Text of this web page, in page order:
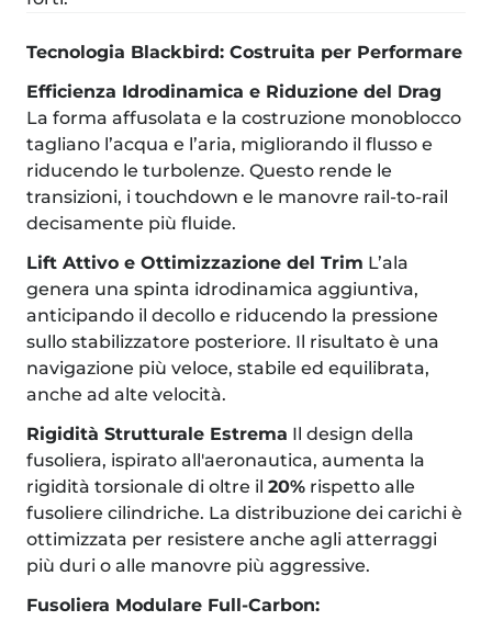
Tecnologia Blackbird: Costruita per Performare
Efficienza Idrodinamica e Riduzione del Drag
La forma affusolata e la costruzione monoblocco
tagliano l’acqua e l’aria, migliorando il flusso e
riducendo le turbolenze. Questo rende le
transizioni, i touchdown e le manovre rail-to-rail
decisamente più fluide.
Lift Attivo e Ottimizzazione del Trim L’ala
genera una spinta idrodinamica aggiuntiva,
anticipando il decollo e riducendo la pressione
sullo stabilizzatore posteriore. Il risultato è una
navigazione più veloce, stabile ed equilibrata,
anche ad alte velocità.
Rigidità Strutturale Estrema Il design della
fusoliera, ispirato all'aeronautica, aumenta la
rigidità torsionale di oltre il 20% rispetto alle
fusoliere cilindriche. La distribuzione dei carichi è
ottimizzata per resistere anche agli atterraggi
più duri o alle manovre più aggressive.
Fusoliera Modulare Full-Carbon: